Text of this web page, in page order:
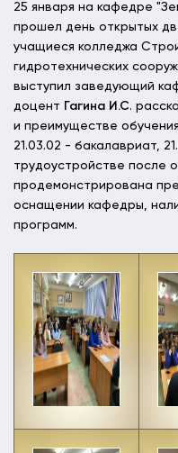
25 января на кафедре
прошел день открытых
учащиеся колледжа
гидротехнических
выступил заведующий
доцент Гагина И.С.
и преимуществе
21.03.02 - бакалавриат,
трудоустройстве после
продемонстрирована
оснащении кафедры,
программ.